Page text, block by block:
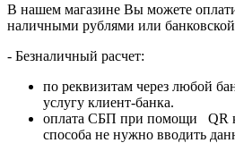
В нашем магазине Вы можете
наличными рублями или
- Безналичный расчет:
по реквизитам через любой
услугу клиент-банка.
оплата СБП при помощи QR
способа не нужно вводить